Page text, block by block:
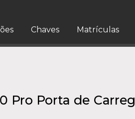
Chaves Matrículas
Pro Porta de